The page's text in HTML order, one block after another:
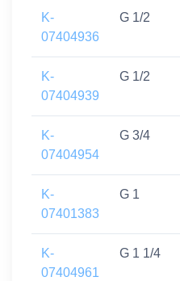
K-
07404936
G 1/2
K-
07404939
G 1/2
K-
07404954
G 3/4
K-
07401383
G 1
K-
07404961
G 1 1/4